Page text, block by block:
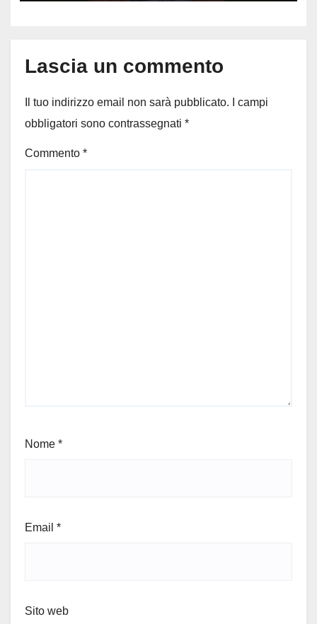
per il 19enne morto in mare
Lascia un commento
Il tuo indirizzo email non sarà pubblicato.
I campi
obbligatori sono contrassegnati *
Commento *
Nome *
Email *
Sito web